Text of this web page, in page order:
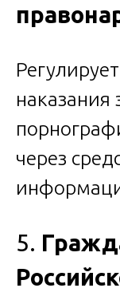
наказания
через
5.